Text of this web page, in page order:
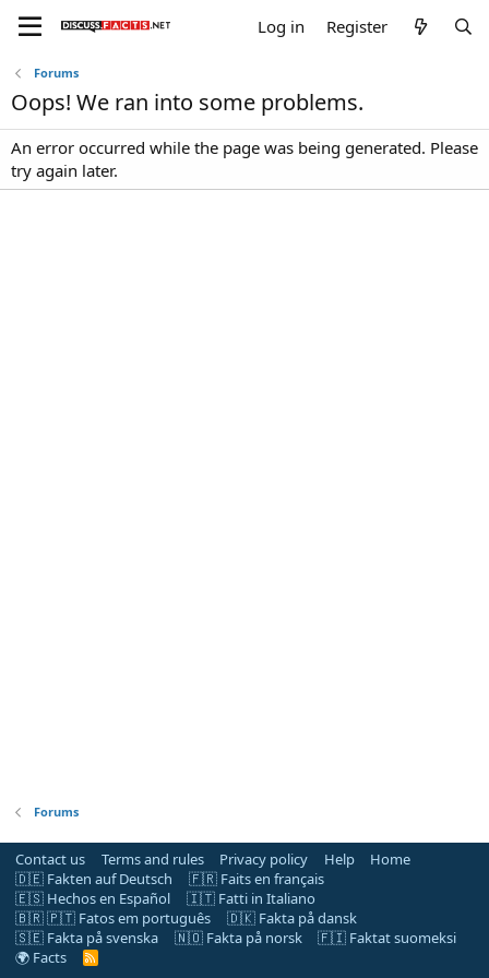
Log in Register
Forums
Oops! We ran into some problems.
An error occurred while the page was being generated. Please
try again later.
Forums
Contact us Terms and rules Privacy policy Help
Home
🇩🇪 Fakten auf Deutsch
🇫🇷 Faits en français
🇪🇸 Hechos en Español
🇮🇹 Fatti in Italiano
🇧🇷 🇵🇹 Fatos em português
🇩🇰 Fakta på dansk
🇸🇪 Fakta på svenska
🇳🇴 Fakta på norsk
🇫🇮 Faktat suomeksi
🌍 Facts
R